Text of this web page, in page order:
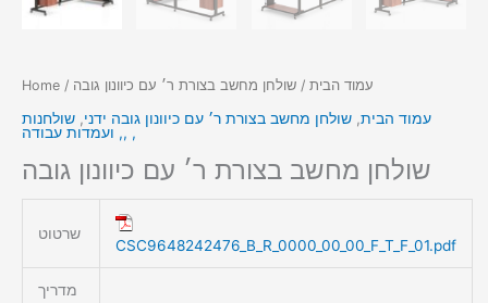
Home / עמוד הבית / שולחן מחשב בצורת ר׳ עם כיוונון גובה
עמוד הבית, שולחן מחשב בצורת ר׳ עם כיוונון גובה ידני, שולחנות
ועמדות עבודה ,, ,
שולחן מחשב בצורת ר׳ עם כיוונון גובה
שרטוט
CSC9648242476_B_R_0000_00_00_F_T_F_01.pdf
מדריך